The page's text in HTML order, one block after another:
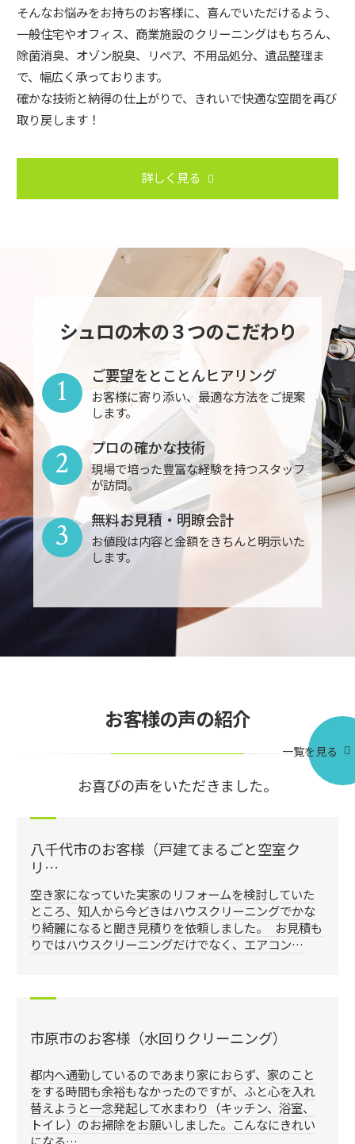
そんなお悩みをお持ちのお客様に、喜んでいただけるよう、
一般住宅やオフィス、商業施設のクリーニングはもちろん、
除菌消臭、オゾン脱臭、リペア、不用品処分、遺品整理ま
で、幅広く承っております。
確かな技術と納得の仕上がりで、きれいで快適な空間を再び
取り戻します！
詳しく見る
シュロの木の３つのこだわり
ご要望をとことんヒアリング
お客様に寄り添い、最適な方法をご提案
します。
1
プロの確かな技術
現場で培った豊富な経験を持つスタッフ
が訪問。
2
無料お見積・明瞭会計
お値段は内容と金額をきちんと明示いた
します。
3
お客様の声の紹介
お喜びの声をいただきました。
一覧を見る
八千代市のお客様（戸建てまるごと空室ク
リ…
空き家になっていた実家のリフォームを検討していた
ところ、知人から今どきはハウスクリーニングでかな
り綺麗になると聞き見積りを依頼しました。 お見積も
りではハウスクリーニングだけでなく、エアコン…
市原市のお客様（水回りクリーニング）
都内へ通勤しているのであまり家におらず、家のこと
をする時間も余裕もなかったのですが、ふと心を入れ
替えようと一念発起して水まわり（キッチン、浴室、
トイレ）のお掃除をお願いしました。こんなにきれい